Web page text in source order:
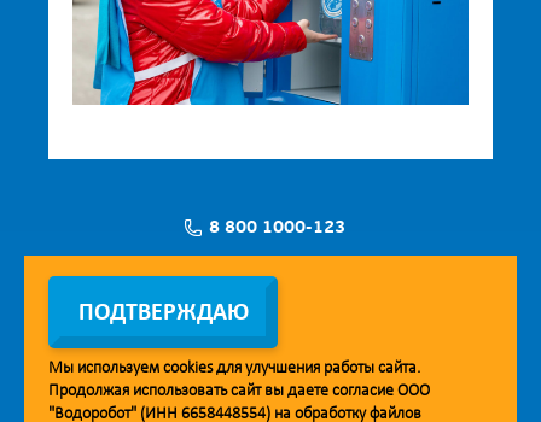
8 800 1000-123
Заявка на установку
Мобильное приложение Vodorobot
ПОДТВЕРЖДАЮ
Мы используем cookiesдля улучшения работы сайта.
Продолжая использовать сайт вы даете согласие ООО
"Водоробот" (ИНН 6658448554) на обработку файлов